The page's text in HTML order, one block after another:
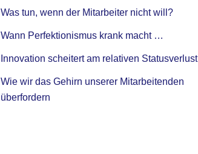
Was tun, wenn der Mitarbeiter nicht will?
Wann Perfektionismus krank macht …
Innovation scheitert am relativen Statusverlust
Wie wir das Gehirn unserer Mitarbeitenden
überfordern